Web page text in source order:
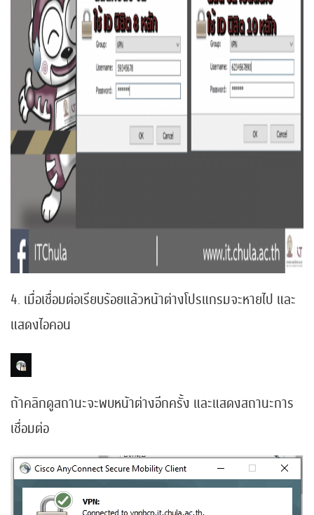
4. เมื่อเชื่อมต่อเรียบร้อยแล้วหน้าต่างโปรแกรมจะหายไป และ
แสดงไอคอน
ถ้าคลิกดูสถานะจะพบหน้าต่างอีกครั้ง และแสดงสถานะการ
เชื่อมต่อ